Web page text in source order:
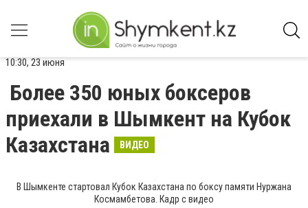
10:30, 23 июня
Более 350 юных боксеров
приехали в Шымкент на Кубок
Казахстана
ВИДЕО
В Шымкенте стартовал Кубок Казахстана по боксу памяти Нуржана
Космамбетова. Кадр с видео